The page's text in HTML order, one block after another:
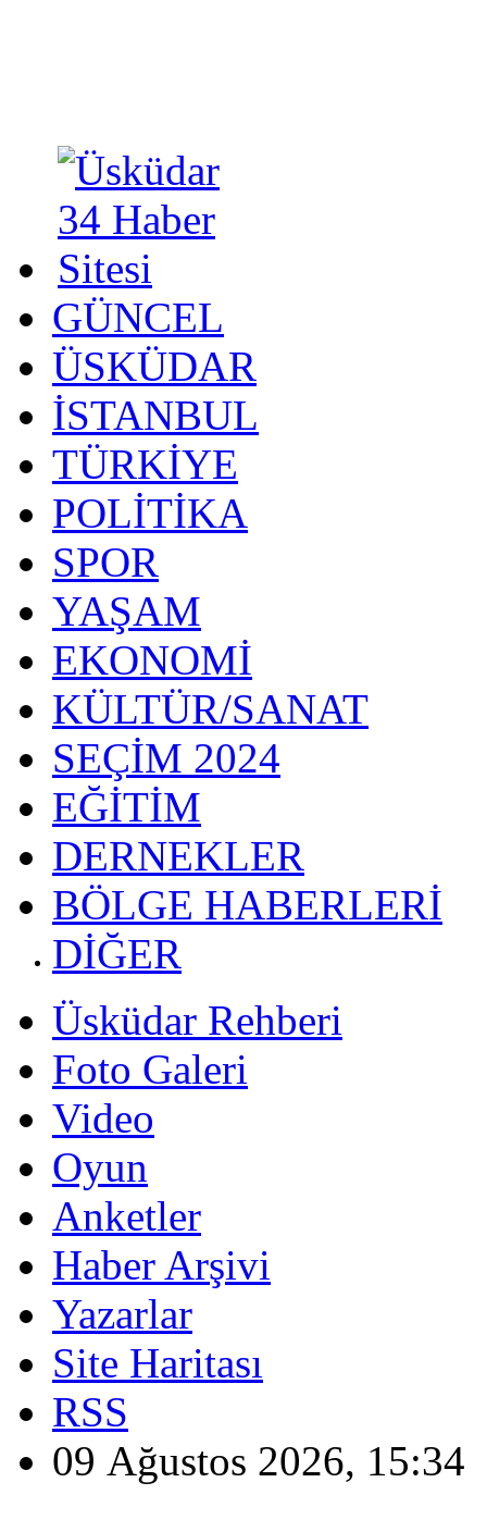
GÜNCEL
ÜSKÜDAR
İSTANBUL
TÜRKİYE
POLİTİKA
SPOR
YAŞAM
EKONOMİ
KÜLTÜR/SANAT
SEÇİM 2024
EĞİTİM
DERNEKLER
BÖLGE HABERLERİ
DİĞER
Üsküdar Rehberi
Foto Galeri
Video
Oyun
Anketler
Haber Arşivi
Yazarlar
Site Haritası
RSS
09 Ağustos 2026, 15:34